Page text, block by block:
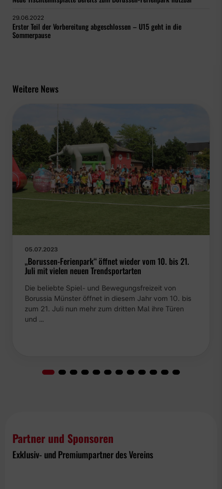
29.06.2022
Erster Teil der Vorbereitung abgeschlossen – U15 geht in die
Sommerpause
Weitere News
05.07.2023
„Borussen-Ferienpark“ öffnet wieder vom 10. bis 21.
Juli mit vielen neuen Trendsportarten
Die beliebte Spiel- und Bewegungsfreizeit von
Borussia Münster öffnet in diesem Jahr vom 10. bis
zum 21. Juli nun mehr zum dritten Mal ihre Türen
und …
Partner und Sponsoren
Exklusiv- und Premiumpartner des Vereins